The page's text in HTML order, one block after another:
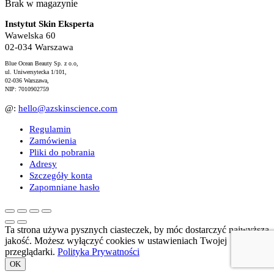
Brak w magazynie
Instytut Skin Eksperta
Wawelska 60
02-034 Warszawa
Blue Ocean Beauty Sp. z o.o,
ul. Uniwersytecka 1/101,
02-036 Warszawa,
NIP: 7010902759
@: hello@azskinscience.com
Regulamin
Zamówienia
Pliki do pobrania
Adresy
Szczegóły konta
Zapomniane hasło
Ta strona używa pysznych ciasteczek, by móc dostarczyć najwyższą
jakość. Możesz wyłączyć cookies w ustawieniach Twojej
przeglądarki. Polityka Prywatności
OK